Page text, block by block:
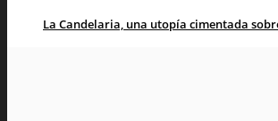
La Candelaria, una utopía cimentada